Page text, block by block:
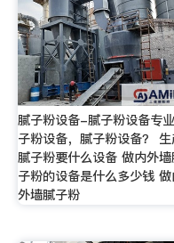
腻子粉设备-腻子粉设备专
子粉设备，腻子粉设备？
腻子粉要什么设备 做内外
子粉的设备是什么多少钱
外墙腻子粉